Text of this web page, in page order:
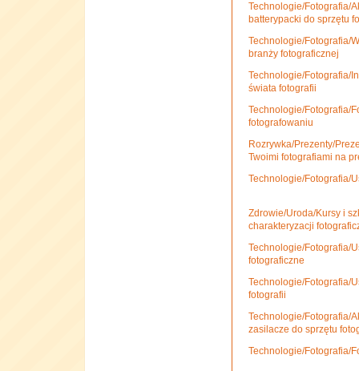
Technologie/Fotografia/
batterypacki do sprzętu
Technologie/Fotografia/
branży fotograficznej
Technologie/Fotografia/
świata fotografii
Technologie/Fotografia/
fotografowaniu
Rozrywka/Prezenty/
Twoimi fotografiami na
Technologie/Fotografia/
Zdrowie/Uroda/Kursy i
charakteryzacji
Technologie/Fotografia/
fotograficzne
Technologie/Fotografia/
fotografii
Technologie/Fotografia/
zasilacze do sprzętu
Technologie/Fotografia/